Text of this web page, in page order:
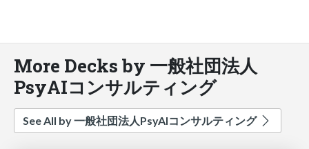
More Decks by 一般社団法人
PsyAIコンサルティング
See All by 一般社団法人PsyAIコンサルティング